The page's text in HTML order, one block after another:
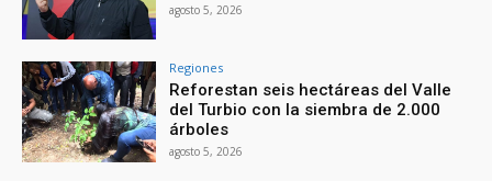
agosto 5, 2026
Regiones
Reforestan seis hectáreas del Valle
del Turbio con la siembra de 2.000
árboles
agosto 5, 2026